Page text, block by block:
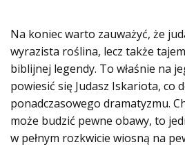
Na koniec warto zauważyć, że
wyrazista roślina, lecz także
biblijnej legendy. To właśnie na
powiesić się Judasz Iskariota, co
ponadczasowego dramatyzmu.
może budzić pewne obawy, to
w pełnym rozkwicie wiosną na